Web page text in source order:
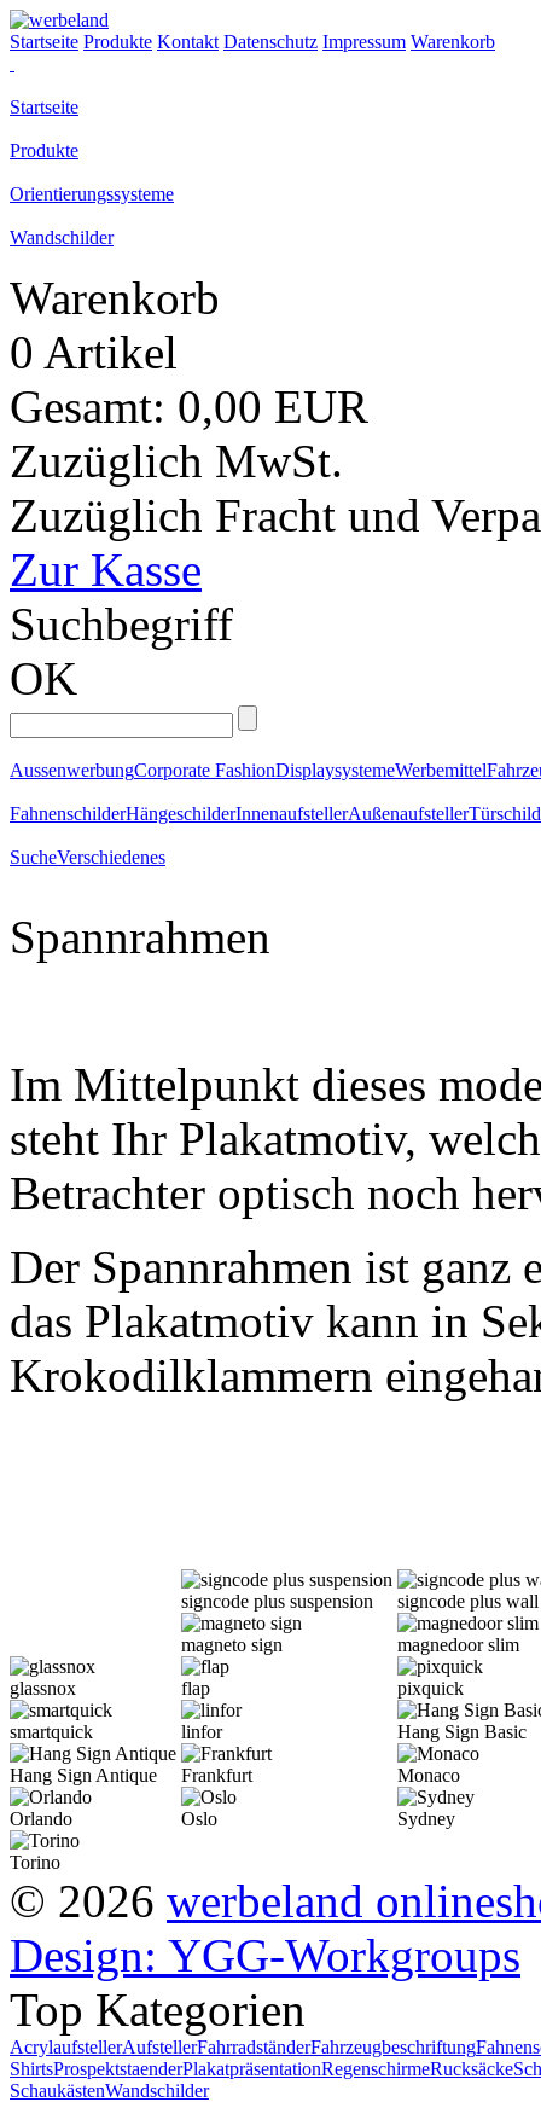
Startseite Produkte Kontakt Datenschutz Impressum Warenkorb
Startseite
Produkte
Orientierungssysteme
Wandschilder
Warenkorb
0 Artikel
Gesamt: 0,00 EUR
Zuzüglich MwSt.
Zuzüglich Fracht und
Zur Kasse
Suchbegriff
OK
AussenwerbungCorporate FashionDisplaysystemeWerbemittel
FahnenschilderHängeschilderInnenaufstellerAußenaufsteller
SucheVerschiedenes
Spannrahmen
Im Mittelpunkt dieses
steht Ihr Plakatmotiv,
Betrachter optisch noch
Der Spannrahmen ist ganz
das Plakatmotiv kann in
Krokodilklammern
signcode plus suspension signcode plus wall
magneto sign magnedoor slim
glassnox flap pixquick
smartquick linfor Hang Sign Basic
Hang Sign Antique Frankfurt Monaco
Orlando Oslo Sydney
Torino
© 2026 werbeland
Design: YGG-Workgroups
Top Kategorien
AcrylaufstellerAufstellerFahrradständerFahrzeugbeschriftung
ShirtsProspektstaenderPlakatpräsentationRegenschirmeRucksäcke
SchaukästenWandschilder